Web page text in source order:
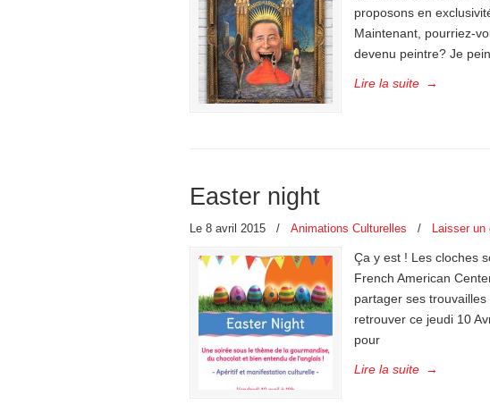
proposons en
Maintenant, pourriez-
devenu peintre? Je
Lire la suite →
Easter night
Le 8 avril 2015 / Animations Culturelles / Laisser un
Ça y est ! Les cloches
French American
partager ses
retrouver ce jeudi 10
pour
Lire la suite →